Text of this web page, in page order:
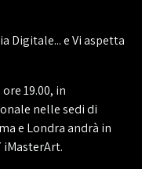
Digitale... e Vi aspetta
19.00, in
nelle sedi di
e Londra andrà in
iMasterArt.